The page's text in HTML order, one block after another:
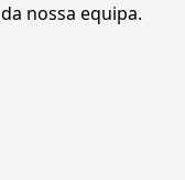
nossa equipa.